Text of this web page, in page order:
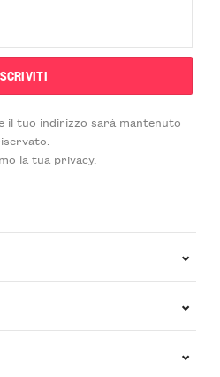
il tuo indirizzo sarà mantenuto
la tua privacy.